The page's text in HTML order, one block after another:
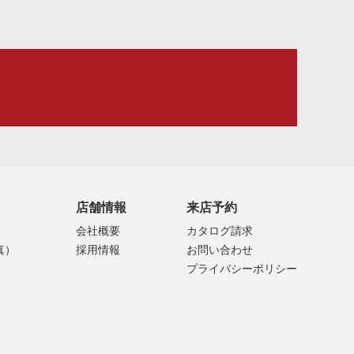
店舗情報
会社概要
採用情報
来店予約
カタログ請求
お問い合わせ
プライバシーポリシー